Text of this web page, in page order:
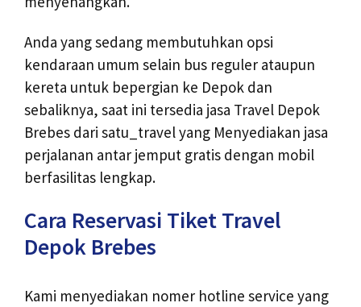
Anda yang sedang membutuhkan opsi
kendaraan umum selain bus reguler ataupun
kereta untuk bepergian ke Depok dan
sebaliknya, saat ini tersedia jasa Travel Depok
Brebes dari satu_travel yang Menyediakan jasa
perjalanan antar jemput gratis dengan mobil
berfasilitas lengkap.
Cara Reservasi Tiket Travel
Depok Brebes
Kami menyediakan nomer hotline service yang